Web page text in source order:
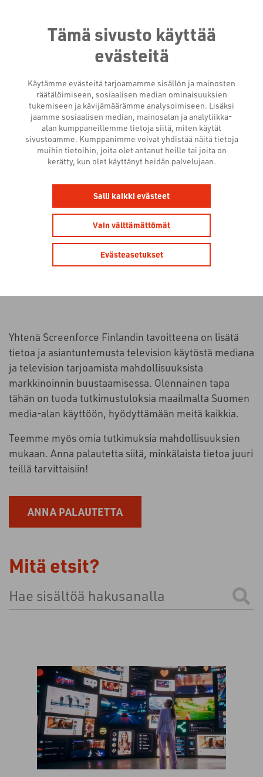
Tämä sivusto käyttää
evästeitä
Käytämme evästeitä tarjoamamme sisällön ja mainosten
räätälöimiseen, sosiaalisen median ominaisuuksien
tukemiseen ja kävijämäärämme analysoimiseen. Lisäksi
jaamme sosiaalisen median, mainosalan ja analytiikka-
alan kumppaneillemme tietoja siitä, miten käytät
sivustoamme. Kumppanimme voivat yhdistää näitä tietoja
muihin tietoihin, joita olet antanut heille tai joita on
kerätty, kun olet käyttänyt heidän palvelujaan.
Salli kaikki evästeet
Vain välttämättömät
Evästeasetukset
TUTKIMUKSET
Yhtenä Screenforce Finlandin tavoitteena on lisätä
tietoa ja asiantuntemusta television käytöstä mediana
ja television tarjoamista mahdollisuuksista
markkinoinnin buustaamisessa. Olennainen tapa
tähän on tuoda tutkimustuloksia maailmalta Suomen
media-alan käyttöön, hyödyttämään meitä kaikkia.
Teemme myös omia tutkimuksia mahdollisuuksien
mukaan. Anna palautetta siitä, minkälaista tietoa juuri
teillä tarvittaisiin!
ANNA PALAUTETTA
Mitä etsit?
Tämä on hakukenttä, johon on liitetty automaattinen